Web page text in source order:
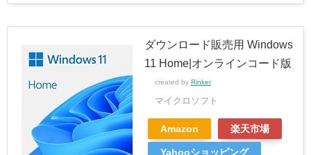
ダウンロード販売用 Windows
11 Home|オンラインコード版
created by Rinker
マイクロソフト
Amazon 楽天市場
Yahooショッピング